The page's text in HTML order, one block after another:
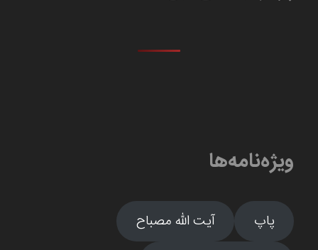
ویژه‌نامه‌ها
پاپ
آیت الله مصباح